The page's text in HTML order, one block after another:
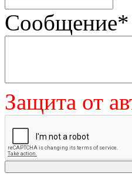
Сообщение*
Защита от